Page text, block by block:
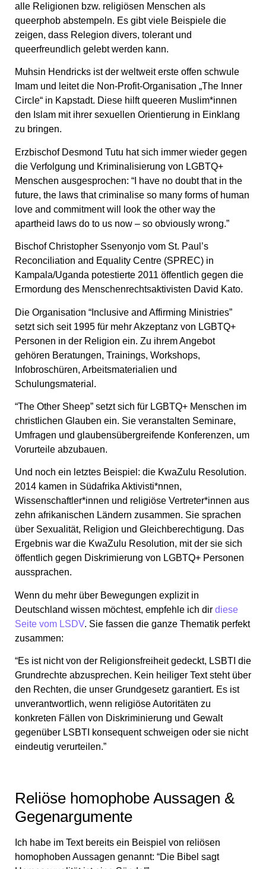
alle Religionen bzw. religiösen Menschen als
queerphob abstempeln. Es gibt viele Beispiele die
zeigen, dass Relegion divers, tolerant und
queerfreundlich gelebt werden kann.
Muhsin Hendricks ist der weltweit erste offen schwule
Imam und leitet die Non-Profit-Organisation „The Inner
Circle“ in Kapstadt. Diese hilft queeren Muslim*innen
den Islam mit ihrer sexuellen Orientierung in Einklang
zu bringen.
Erzbischof Desmond Tutu hat sich immer wieder gegen
die Verfolgung und Kriminalisierung von LGBTQ+
Menschen ausgesprochen: “I have no doubt that in the
future, the laws that criminalise so many forms of human
love and commitment will look the other way the
apartheid laws do to us now – so obviously wrong.”
Bischof Christopher Ssenyonjo vom St. Paul’s
Reconciliation and Equality Centre (SPREC) in
Kampala/Uganda potestierte 2011 öffentlich gegen die
Ermordung des Menschenrechtsaktivisten David Kato.
Die Organisation “Inclusive and Affirming Ministries”
setzt sich seit 1995 für mehr Akzeptanz von LGBTQ+
Personen in der Religion ein. Zu ihrem Angebot
gehören Beratungen, Trainings, Workshops,
Infobroschüren, Arbeitsmaterialien und
Schulungsmaterial.
“The Other Sheep” setzt sich für LGBTQ+ Menschen im
christlichen Glauben ein. Sie veranstalten Seminare,
Umfragen und glaubensübergreifende Konferenzen, um
Vorurteile abzubauen.
Und noch ein letztes Beispiel: die KwaZulu Resolution.
2014 kamen in Südafrika Aktivisti*nnen,
Wissenschaftler*innen und religiöse Vertreter*innen aus
zehn afrikanischen Ländern zusammen. Sie sprachen
über Sexualität, Religion und Gleichberechtigung. Das
Ergebnis war die KwaZulu Resolution, mit der sie sich
öffentlich gegen Diskrimierung von LGBTQ+ Personen
aussprachen.
Wenn du mehr über Bewegungen explizit in
Deutschland wissen möchtest, empfehle ich dir diese
Seite vom LSDV. Sie fassen die ganze Thematik perfekt
zusammen:
“Es ist nicht von der Religionsfreiheit gedeckt, LSBTI die
Grundrechte abzusprechen. Kein heiliger Text steht über
den Rechten, die unser Grundgesetz garantiert. Es ist
unverantwortlich, wenn religiöse Autoritäten zu
konkreten Fällen von Diskriminierung und Gewalt
gegenüber LSBTI konsequent schweigen oder sie nicht
eindeutig verurteilen.”
Reliöse homophobe Aussagen &
Gegenargumente
Ich habe im Text bereits ein Beispiel von reliösen
homophoben Aussagen genannt: “Die Bibel sagt